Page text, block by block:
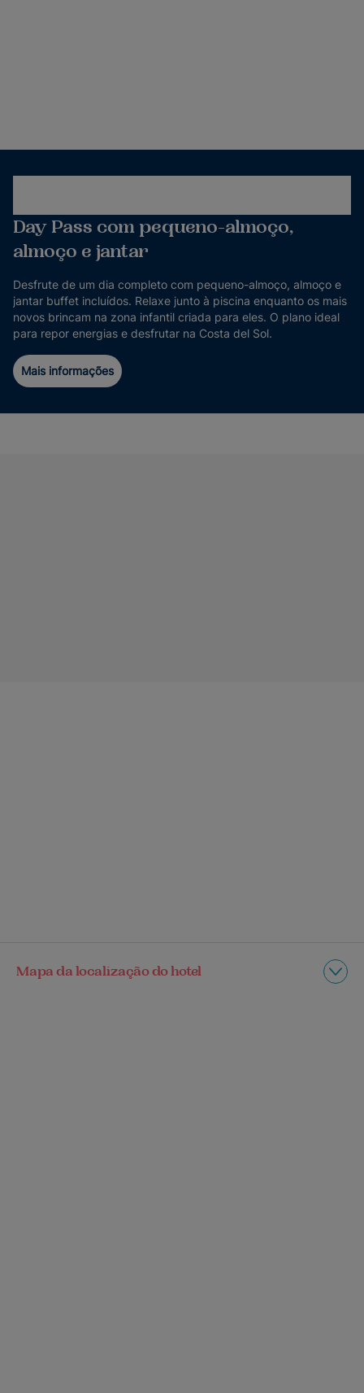
Day Pass com pequeno-almoço,
almoço e jantar
Desfrute de um dia completo com pequeno-almoço, almoço e
jantar buffet incluídos. Relaxe junto à piscina enquanto os mais
novos brincam na zona infantil criada para eles. O plano ideal
para repor energias e desfrutar na Costa del Sol.
Mais informações
Mapa da localização do hotel